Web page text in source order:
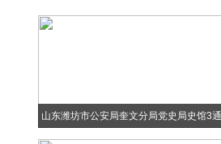
山东潍坊市公安局奎文分局党史局史馆3通
道投影和LED装置